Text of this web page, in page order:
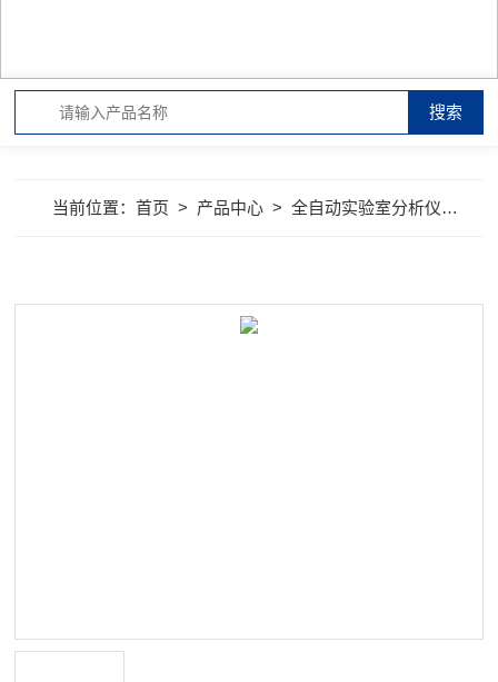
当前位置：首页 > 产品中心 >全自动实验室分析仪器